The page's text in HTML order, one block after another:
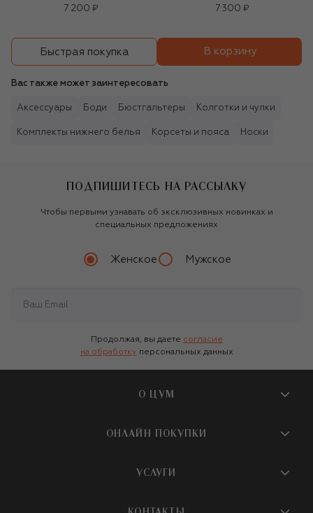
7 200 ₽
7 300 ₽
Быстрая покупка В корзину
Вас также может заинтересовать
Аксессуары Боди Бюстгальтеры Колготки и чулки
Комплекты нижнего белья Корсеты и пояса Носки
ПОДПИШИТЕСЬ НА РАССЫЛКУ
Чтобы первыми узнавать об эксклюзивных новинках и
специальных предложениях
Женское Мужское
Продолжая, вы даете согласие
на обработку персональных данных
О ЦУМ
О магазине
Бутики и ПВЗ ЦУМ
ОНЛАЙН ПОКУПКИ
УСЛУГИ